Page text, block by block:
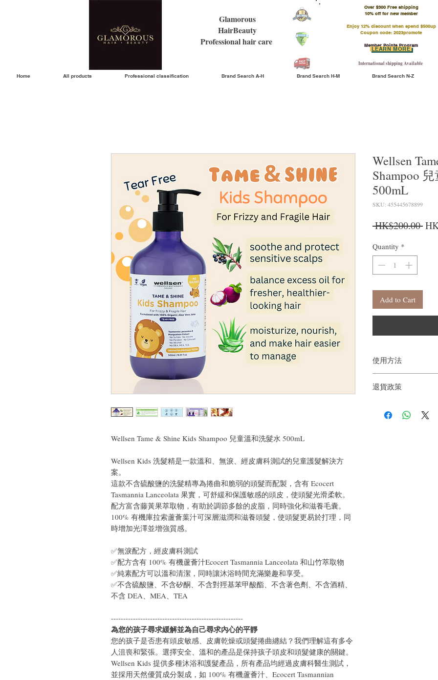
Glamorous
HairBeauty
Professional hair care
Over $300 Free shipping
​10% off for new member
Enjoy 12% discount when spend $500up
Coupon code: 2023promote
Member Points Program
International shipping Available
LEARN MORE
Home All products Professional classification Brand Search A-H Brand Search H-M Brand Search N-Z
Wellsen Tame & Shine Kids Shampoo 兒童溫和洗髮水 500mL
Wellsen Kids 洗髮精是一款溫和、無淚、經皮膚科測試的兒童護髮解決方
案。
這款不含硫酸鹽的洗髮精專為捲曲和脆弱的頭髮而配製，含有 Ecocert
Tasmannia Lanceolata 果實，可舒緩和保護敏感的頭皮，使頭髮光滑柔軟。
配方富含藤黃果萃取物，有助於調節多餘的皮脂，同時強化和滋養毛囊。
100% 有機庫拉索蘆薈葉汁可深層滋潤和滋養頭髮，使頭髮更易於打理，同
時增加光澤並增強質感。
✅無淚配方，經皮膚科測試
✅配方含有 100% 有機蘆薈汁Ecocert Tasmannia Lanceolata 和山竹萃取物
✅純素配方可以溫和清潔，同時讓沐浴時間充滿樂趣和享受。
✅不含硫酸鹽、不含矽酮、不含對羥基苯甲酸酯、不含著色劑、不含酒精、
不含 DEA、MEA、TEA
------------------------------------------------------
為您的孩子尋求緩解並為自己尋求內心的平靜
您的孩子是否患有頭皮敏感、皮膚乾燥或頭髮捲曲纏結？我們理解這有多令
人沮喪和緊張。選擇安全、溫和的產品是保持孩子頭皮和頭髮健康的關鍵。
Wellsen Kids 提供多種沐浴和護髮產品，所有產品均經過皮膚科醫生測試，
並採用天然優質成分製成，如 100% 有機蘆薈汁、Ecocert Tasmannian
Wellsen
Shampoo
500mL
SKU: 455445678899
HK$200.00
Quantity *
Add to Cart
使用方法
輕輕按摩並徹底沖洗。
退貨政策
戶。首先，您需要在